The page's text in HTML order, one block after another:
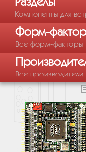
Разделы
Компоненты для
Форм-фактор
Все форм-факторы
Все производители